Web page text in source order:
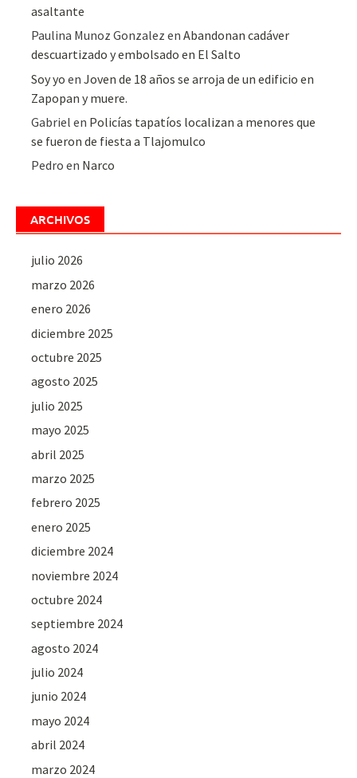
asaltante
Paulina Munoz Gonzalez enAbandonan cadáver
descuartizado y embolsado en El Salto
Soy yo enJoven de 18 años se arroja de un edificio en
Zapopan y muere.
Gabriel en Policías tapatíos localizan a menores que
se fueron de fiesta a Tlajomulco
Pedro en Narco
ARCHIVOS
julio 2026
marzo 2026
enero 2026
diciembre 2025
octubre 2025
agosto 2025
julio 2025
mayo 2025
abril 2025
marzo 2025
febrero 2025
enero 2025
diciembre 2024
noviembre 2024
octubre 2024
septiembre 2024
agosto 2024
julio 2024
junio 2024
mayo 2024
abril 2024
marzo 2024